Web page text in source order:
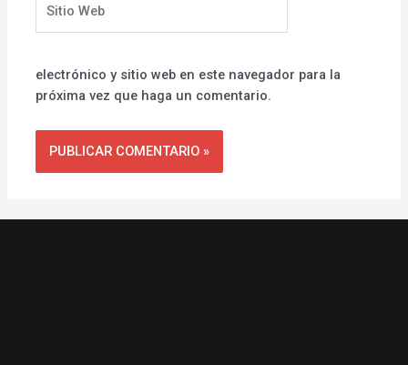
Web
electrónico y sitio web en este navegador para la
próxima vez que haga un comentario.